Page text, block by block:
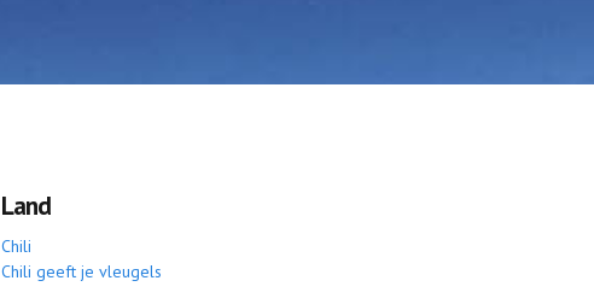
Land
Chili
Chili geeft je vleugels